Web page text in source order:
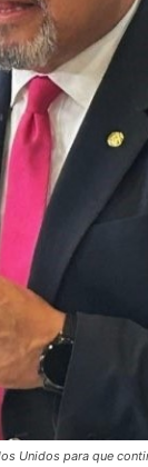
Unidos para que